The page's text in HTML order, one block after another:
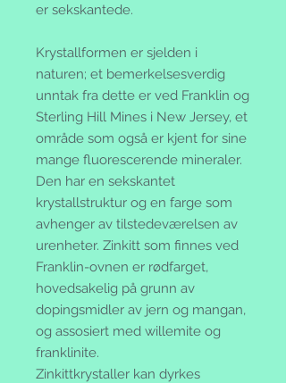
er sekskantede.
Krystallformen er sjelden i
naturen; et bemerkelsesverdig
unntak fra dette er ved Franklin og
Sterling Hill Mines i New Jersey, et
område som også er kjent for sine
mange fluorescerende mineraler.
Den har en sekskantet
krystallstruktur og en farge som
avhenger av tilstedeværelsen av
urenheter. Zinkitt som finnes ved
Franklin-ovnen er rødfarget,
hovedsakelig på grunn av
dopingsmidler av jern og mangan,
og assosiert med willemite og
franklinite.
Zinkittkrystaller kan dyrkes